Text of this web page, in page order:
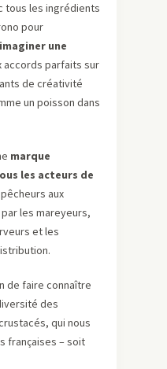
tous les ingrédients
pour
imaginer une
accords parfaits sur
de créativité
un poisson dans
marque
les acteurs de
aux
les mareyeurs,
et les
de faire connaître
des
qui nous
françaises – soit